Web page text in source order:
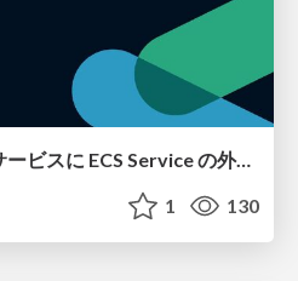
Service Connect 上のサービスに ECS Service の外側から到達できなかった話
1 130